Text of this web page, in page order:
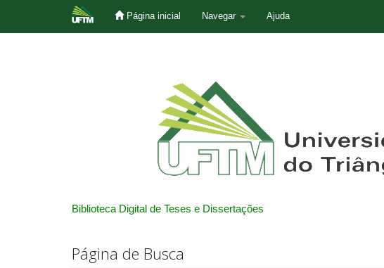
Página inicial Navegar Ajuda
Biblioteca Digital de Teses e Dissertações
Página de Busca